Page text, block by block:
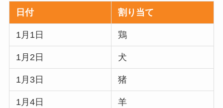
日付 割り当て
1月1日 鶏
1月2日 犬
1月3日 猪
1月4日 羊